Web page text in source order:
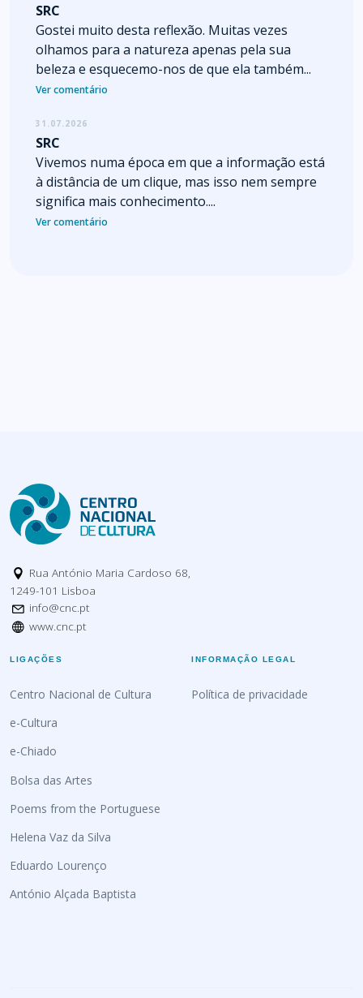
SRC
Gostei muito desta reflexão. Muitas vezes
olhamos para a natureza apenas pela sua
beleza e esquecemo-nos de que ela também...
Ver comentário
31.07.2026
SRC
Vivemos numa época em que a informação está
à distância de um clique, mas isso nem sempre
significa mais conhecimento....
Ver comentário
Rua António Maria Cardoso 68,
1249-101 Lisboa
info@cnc.pt
www.cnc.pt
LIGAÇÕES
Centro Nacional de Cultura
e-Cultura
e-Chiado
Bolsa das Artes
Poems from the Portuguese
Helena Vaz da Silva
Eduardo Lourenço
António Alçada Baptista
INFORMAÇÃO LEGAL
Política de privacidade